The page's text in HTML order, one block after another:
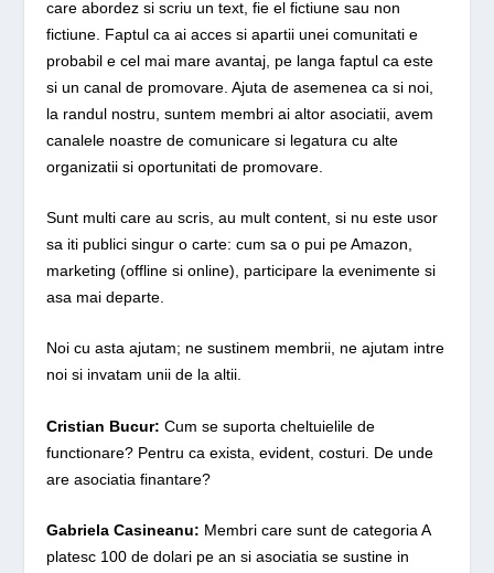
care abordez si scriu un text, fie el fictiune sau non
fictiune. Faptul ca ai acces si apartii unei comunitati e
probabil e cel mai mare avantaj, pe langa faptul ca este
si un canal de promovare. Ajuta de asemenea ca si noi,
la randul nostru, suntem membri ai altor asociatii, avem
canalele noastre de comunicare si legatura cu alte
organizatii si oportunitati de promovare.
Sunt multi care au scris, au mult content, si nu este usor
sa iti publici singur o carte: cum sa o pui pe Amazon,
marketing (offline si online), participare la evenimente si
asa mai departe.
Noi cu asta ajutam; ne sustinem membrii, ne ajutam intre
noi si invatam unii de la altii.
Cristian Bucur: Cum se suporta cheltuielile de
functionare? Pentru ca exista, evident, costuri. De unde
are asociatia finantare?
Gabriela Casineanu: Membri care sunt de categoria A
platesc 100 de dolari pe an si asociatia se sustine in